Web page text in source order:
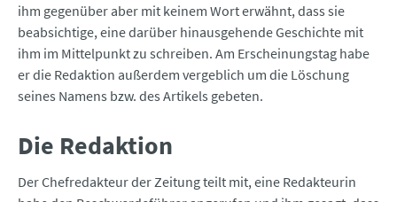
ihm gegenüber aber mit keinem Wort erwähnt, dass sie
beabsichtige, eine darüber hinausgehende Geschichte mit
ihm im Mittelpunkt zu schreiben. Am Erscheinungstag habe
er die Redaktion außerdem vergeblich um die Löschung
seines Namens bzw. des Artikels gebeten.
Die Redaktion
Der Chefredakteur der Zeitung teilt mit, eine Redakteurin